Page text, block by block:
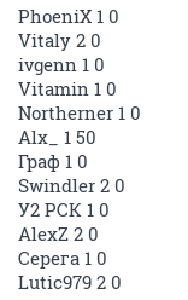
PhoeniX 1 0
Vitaly 2 0
ivgenn 1 0
Vitamin 1 0
Northerner 1 0
Alx_ 1 50
Граф 1 0
Swindler 2 0
У2 РСК 1 0
AlexZ 2 0
Серега 1 0
Lutic979 2 0